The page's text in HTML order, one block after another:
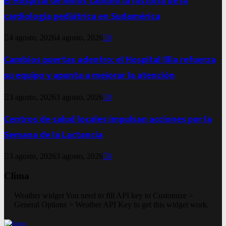
cardiología pediátrica en Sudamérica
4 agosto, 20264 agosto, 2026 0
Cambios puertas adentro: el Hospital Illia refuerza
su equipo y apunta a mejorar la atención
3 agosto, 2026 3 agosto, 2026 0
Centros de salud locales impulsan acciones por la
Semana de la Lactancia
3 agosto, 2026 3 agosto, 2026 0
Clima
Weather widget You need to fill API key to Customize >
General Options > Weather API Key to get this widget work.